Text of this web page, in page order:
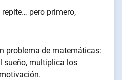
repite… pero primero,
problema de matemáticas:
sueño, multiplica los